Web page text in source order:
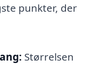
punkter, der
Størrelsen